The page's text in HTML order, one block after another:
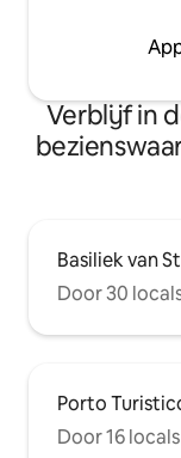
Verblijf in
Basiliek van
Door 30
Porto
Door 16